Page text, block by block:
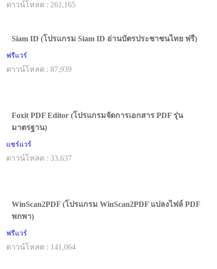
ดาวน์โหลด : 261,165
Siam ID (โปรแกรม Siam ID อ่านบัตรประชาชนไทย ฟรี)
ฟรีแวร์
ดาวน์โหลด : 87,939
Foxit PDF Editor (โปรแกรมจัดการเอกสาร PDF รุ่น
มาตรฐาน)
แชร์แวร์
ดาวน์โหลด : 33,637
WinScan2PDF (โปรแกรม WinScan2PDF แปลงไฟล์ PDF
พกพา)
ฟรีแวร์
ดาวน์โหลด : 141,064